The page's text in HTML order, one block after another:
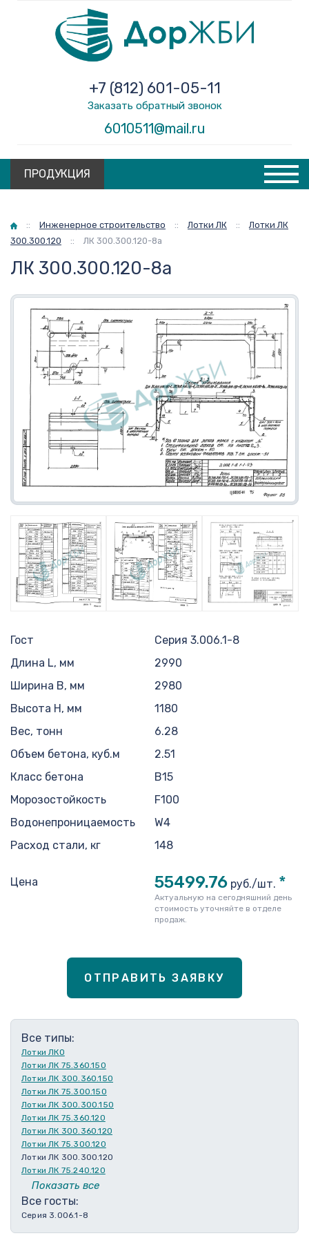
6010511@mail.ru
+7 (812) 601-05-11
Заказать обратный звонок
ПРОДУКЦИЯ
Главная
:: Инженерное строительство :: Лотки ЛК ::
Лотки ЛК
300.300.120
:: ЛК 300.300.120-8а
ЛК 300.300.120-8а
Гост
Серия 3.006.1-8
Длина L, мм
2990
Ширина B, мм
2980
Высота H, мм
1180
Вес, тонн
6.28
Объем бетона, куб.м
2.51
Класс бетона
В15
Морозостойкость
F100
Водонепроницаемость
W4
Расход стали, кг
148
Цена 55499.76 руб./шт. *
Актуальную на сегодняшний день
стоимость уточняйте в отделе
продаж.
ОТПРАВИТЬ ЗАЯВКУ
Все типы:
Лотки ЛКО
Лотки ЛК 75.360.150
Лотки ЛК 300.360.150
Лотки ЛК 75.300.150
Лотки ЛК 300.300.150
Лотки ЛК 75.360.120
Лотки ЛК 300.360.120
Лотки ЛК 75.300.120
Лотки ЛК 300.300.120
Лотки ЛК 75.240.120
Лотки ЛК 300.240.120
Лотки ЛК 75.210.120
Лотки ЛК 75.180.120
Лотки ЛК 300.180.120
Показать все
Все госты:
Серия 3.006.1-8